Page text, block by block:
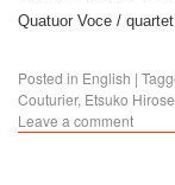
Quatuor Voce / quartet
Posted in English |
Couturier, Etsuko Hirose
Leave a comment